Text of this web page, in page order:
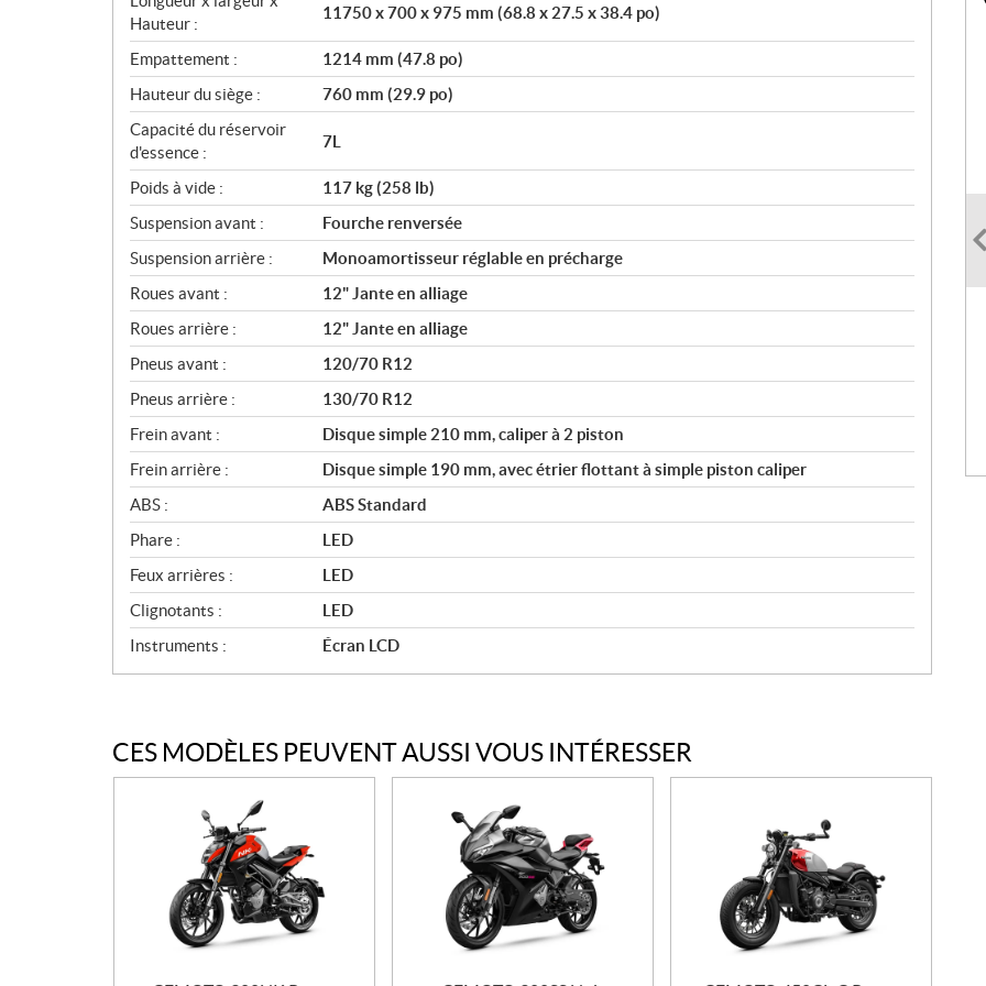
Hauteur :
11750 x 700 x 975 mm (68.8 x 27.5 x 38.4 po)
Empattement :
1214 mm (47.8 po)
Hauteur du siège :
760 mm (29.9 po)
Capacité du réservoir
d'essence :
7L
Poids à vide :
117 kg (258 lb)
Suspension avant :
Fourche renversée
Suspension arrière :
Monoamortisseur réglable en précharge
Roues avant :
12" Jante en alliage
Roues arrière :
12" Jante en alliage
Pneus avant :
120/70 R12
Pneus arrière :
130/70 R12
Frein avant :
Disque simple 210 mm, caliper à 2 piston
Frein arrière :
Disque simple 190 mm, avec étrier flottant à simple piston caliper
ABS :
ABS Standard
Phare :
LED
Feux arrières :
LED
Clignotants :
LED
Instruments :
Écran LCD
CES MODÈLES PEUVENT AUSSI VOUS INTÉRESSER